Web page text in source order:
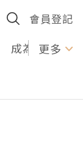
會員登記
成為U更多